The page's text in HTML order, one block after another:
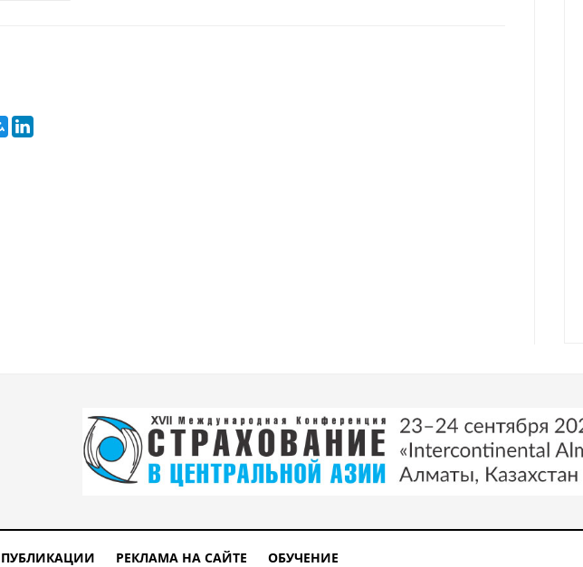
хлеба установили в Алматы
вызвать спутанность сознания у переболевших коронавирусом
ПУБЛИКАЦИИ РЕКЛАМА НА САЙТЕ ОБУЧЕНИЕ